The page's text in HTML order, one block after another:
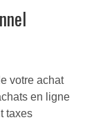
votre achat
en ligne
taxes